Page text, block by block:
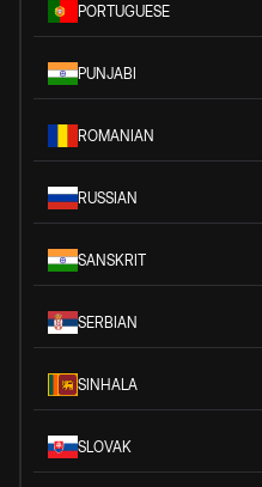
PORTUGUESE
PUNJABI
ROMANIAN
RUSSIAN
SANSKRIT
SERBIAN
SINHALA
SLOVAK